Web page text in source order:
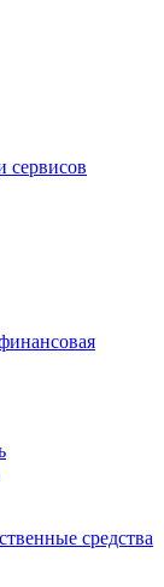
сервисов
средства